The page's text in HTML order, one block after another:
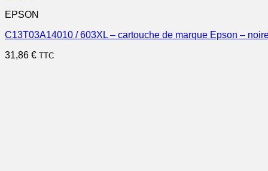
EPSON
C13T03A14010 / 603XL – cartouche de marque Epson –
31,86 € TTC